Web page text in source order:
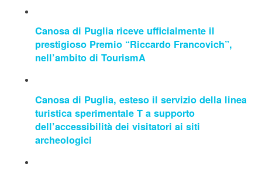
Canosa di Puglia riceve ufficialmente il
prestigioso Premio “Riccardo Francovich”,
nell’ambito di TourismA
Canosa di Puglia, esteso il servizio della linea
turistica sperimentale T a supporto
dell’accessibilità dei visitatori ai siti
archeologici